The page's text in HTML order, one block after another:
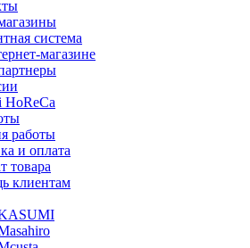
система
магазине
HoReCa
работы
и оплата
товара
клиентам